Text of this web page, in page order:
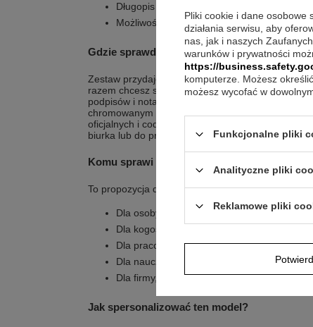
Długopis z przyciskowym mechanizmem
Możliwość dodania grawerunku oraz
Gdzie sprawdzi się najlepiej w praktyce?
Zestaw przydaje się tam, gdzie raz potrzebujesz
razem chcesz szybko zanotować informację
podpisów i notatek, a długopis do krótkich
chromowanym wykończeniom i czerwonej
oficjalnych i codziennych. To także wygodny
biurka lub do pracy mobilnej.
Komu sprawi największą radość?
To propozycja dla osób, które cenią pisanie oraz
Dla osoby, która lubi pisać piórem i szuka
Dla kogoś, kto chce mieć w komplecie pióro
Dla pracownika biurowego, który
Dla nauczyciela lub wykładowcy, który
Dla firmy, która chce umieścić logo na
Jak spersonalizować ten model?
Pliki cookie i dane osobowe
działania serwisu, aby
nas, jak i naszych
warunków i prywatności
https://
komputerze. Możesz
możesz wycofać w
Funkcjonalne pliki
Analityczne pliki
Reklamowe pliki